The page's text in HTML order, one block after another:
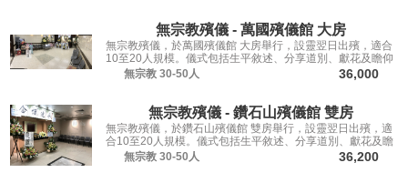
無宗教殯儀 - 萬國殯儀館 大房
無宗教殯儀，於萬國殯儀館 大房舉行，設靈翌日出殯，適合
10至20人規模。儀式包括生平敘述、分享道別、獻花及瞻仰
遺容，讓親友從容道別。
無宗教 30-50人 36,000
無宗教殯儀 - 鑽石山殯儀館 雙房
無宗教殯儀，於鑽石山殯儀館 雙房舉行，設靈翌日出殯，適
合10至20人規模。儀式包括生平敘述、分享道別、獻花及瞻
仰遺容，讓親友從容道別。
無宗教 30-50人 36,200